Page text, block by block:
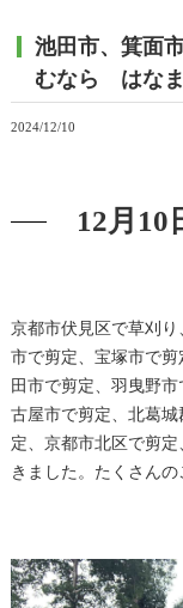
池田市、箕面
むなら はな
2024/12/10
12月
京都市伏見区で草刈
市で剪定、宝塚市で
田市で剪定、羽曳野
古屋市で剪定、北葛
定、京都市北区で剪
きました。たくさんの